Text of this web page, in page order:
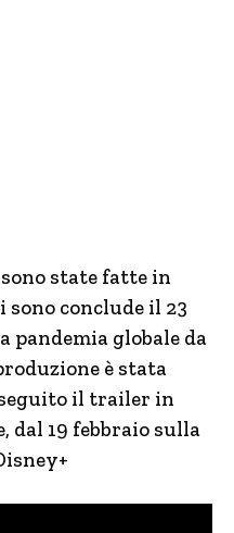
state fatte in
sono conclude il 23
pandemia globale da
è stata
il trailer in
dal 19 febbraio sulla